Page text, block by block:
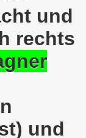
und
rechts
und
17.30 Uhr
Frank Oettler